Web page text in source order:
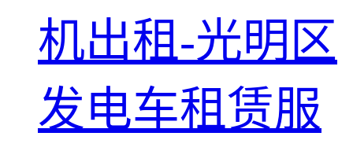
机出租-光明区
发电车租赁服